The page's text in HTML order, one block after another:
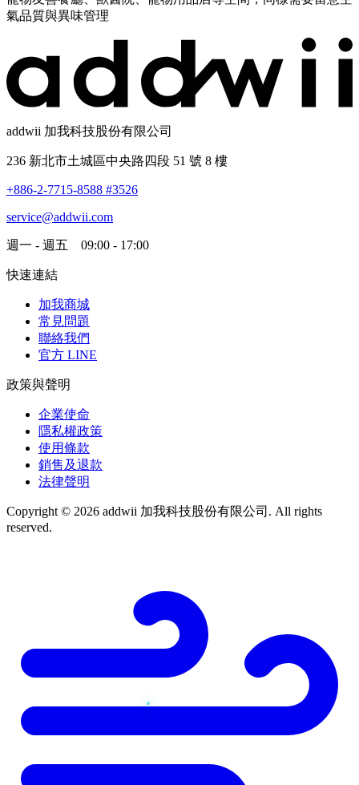
氣品質與異味管理
addwii 加我科技股份有限公司
236 新北市土城區中央路四段 51 號 8 樓
+886-2-7715-8588 #3526
service@addwii.com
週一 - 週五 09:00 - 17:00
快速連結
加我商城
常見問題
聯絡我們
官方 LINE
政策與聲明
企業使命
隱私權政策
使用條款
銷售及退款
法律聲明
Copyright © 2026 addwii 加我科技股份有限公司. All rights
reserved.